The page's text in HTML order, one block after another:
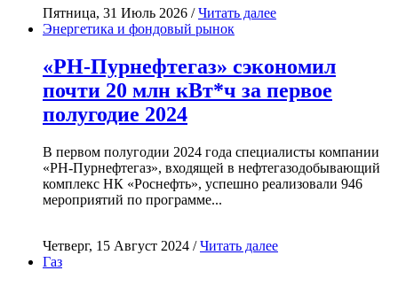
Пятница, 31 Июль 2026 /Читать далее
Энергетика и фондовый рынок
«РН-Пурнефтегаз» сэкономил
почти 20 млн кВт*ч за первое
полугодие 2024
В первом полугодии 2024 года специалисты компании
«РН-Пурнефтегаз», входящей в нефтегазодобывающий
комплекс НК «Роснефть», успешно реализовали 946
мероприятий по программе...
Четверг, 15 Август 2024 /Читать далее
Газ